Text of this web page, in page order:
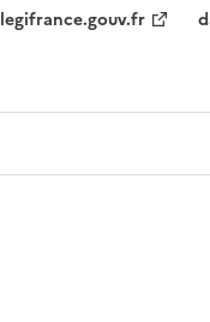
legifrance.gouv.fr